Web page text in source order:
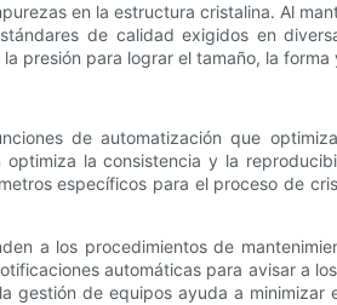
en la estructura cristalina. Al
de calidad exigidos en
presión para lograr el tamaño, la
de automatización que
la consistencia y la
específicos para el proceso de
a los procedimientos de
automáticas para avisar a
gestión de equipos ayuda a